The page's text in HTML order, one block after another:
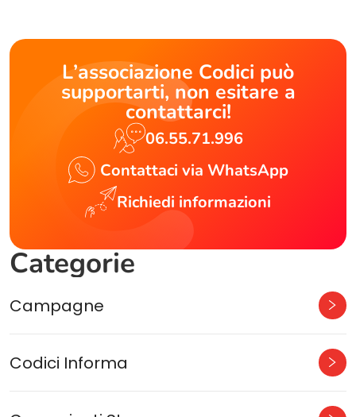
L’associazione Codici può
supportarti, non esitare a
contattarci!
06.55.71.996
Contattaci via WhatsApp
Richiedi informazioni
Categorie
Campagne
Codici Informa